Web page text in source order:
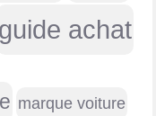
guide achat
marque voiture